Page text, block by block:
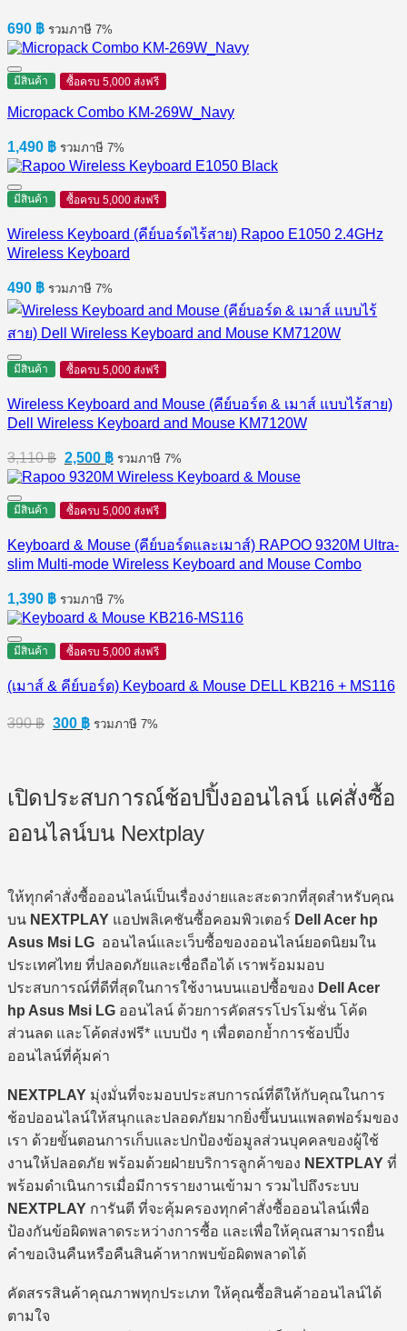
690 ฿ รวมภาษี 7%
มีสินค้า ซื้อครบ 5,000 ส่งฟรี
Micropack Combo KM-269W_Navy
1,490 ฿ รวมภาษี 7%
มีสินค้า ซื้อครบ 5,000 ส่งฟรี
Wireless Keyboard (คีย์บอร์ดไร้สาย) Rapoo E1050 2.4GHz
Wireless Keyboard
490 ฿ รวมภาษี 7%
มีสินค้า ซื้อครบ 5,000 ส่งฟรี
Wireless Keyboard and Mouse (คีย์บอร์ด & เมาส์ แบบไร้สาย)
Dell Wireless Keyboard and Mouse KM7120W
3,110฿ Original
price
was:
3,110 ฿.
2,500 ฿Current
price
is:
2,500 ฿.
รวมภาษี 7%
มีสินค้า ซื้อครบ 5,000 ส่งฟรี
Keyboard & Mouse (คีย์บอร์ดและเมาส์) RAPOO 9320M Ultra-
slim Multi-mode Wireless Keyboard and Mouse Combo
1,390 ฿ รวมภาษี 7%
มีสินค้า ซื้อครบ 5,000 ส่งฟรี
(เมาส์ & คีย์บอร์ด) Keyboard & Mouse DELL KB216 + MS116
390฿ Original
price
300 ฿Current
price
รวมภาษี 7%
เปิดประสบการณ์ช้อปปิ้งออนไลน์ แค่สั่งซื้อ
ออนไลน์บน Nextplay
ให้ทุกคำสั่งซื้อออนไลน์เป็นเรื่องง่ายและสะดวกที่สุดสำหรับคุณ
บน NEXTPLAY แอปพลิเคชันซื้อคอมพิวเตอร์ Dell Acer hp
Asus Msi LG ออนไลน์และเว็บซื้อของออนไลน์ยอดนิยมใน
ประเทศไทย ที่ปลอดภัยและเชื่อถือได้ เราพร้อมมอบ
ประสบการณ์ที่ดีที่สุดในการใช้งานบนแอปซื้อของ Dell Acer
hp Asus Msi LG ออนไลน์ ด้วยการคัดสรรโปรโมชั่น โค้ด
ส่วนลด และโค้ดส่งฟรี* แบบปัง ๆ เพื่อตอกย้ำการช้อปปิ้ง
ออนไลน์ที่คุ้มค่า
NEXTPLAY มุ่งมั่นที่จะมอบประสบการณ์ที่ดีให้กับคุณในการ
ช้อปออนไลน์ให้สนุกและปลอดภัยมากยิ่งขึ้นบนแพลตฟอร์มของ
เรา ด้วยขั้นตอนการเก็บและปกป้องข้อมูลส่วนบุคคลของผู้ใช้
งานให้ปลอดภัย พร้อมด้วยฝ่ายบริการลูกค้าของ NEXTPLAY ที่
พร้อมดำเนินการเมื่อมีการรายงานเข้ามา รวมไปถึงระบบ
NEXTPLAY การันตี ที่จะคุ้มครองทุกคำสั่งซื้อออนไลน์เพื่อ
ป้องกันข้อผิดพลาดระหว่างการซื้อ และเพื่อให้คุณสามารถยื่น
คำขอเงินคืนหรือคืนสินค้าหากพบข้อผิดพลาดได้
คัดสรรสินค้าคุณภาพทุกประเภท ให้คุณซื้อสินค้าออนไลน์ได้
ตามใจ